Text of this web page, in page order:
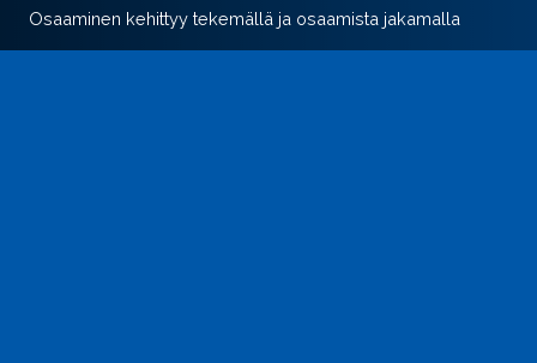
Osaaminen kehittyy tekemällä ja osaamista jakamalla